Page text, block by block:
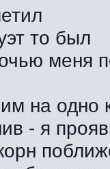
то был
меня
на одно
- я